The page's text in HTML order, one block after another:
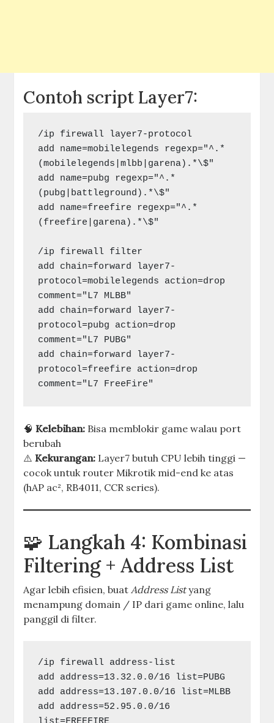
Contoh script Layer7:
/ip firewall layer7-protocol
add name=mobilelegends regexp="^.*
(mobilelegends|mlbb|garena).*\$"
add name=pubg regexp="^.*
(pubg|battleground).*\$"
add name=freefire regexp="^.*
(freefire|garena).*\$"
/ip firewall filter
add chain=forward layer7-
protocol=mobilelegends action=drop
comment="L7 MLBB"
add chain=forward layer7-
protocol=pubg action=drop
comment="L7 PUBG"
add chain=forward layer7-
protocol=freefire action=drop
🧠Kelebihan: Bisa memblokir game walau port
berubah
⚠️Kekurangan: Layer7 butuh CPU lebih tinggi —
cocok untuk router Mikrotik mid-end ke atas
(hAP ac², RB4011, CCR series).
🧩 Langkah 4: Kombinasi
Filtering + Address List
Agar lebih efisien, buatAddress Listyang
menampung domain / IP dari game online, lalu
panggil di filter.
/ip firewall address-list
add address=13.32.0.0/16 list=PUBG
add address=13.107.0.0/16 list=MLBB
add address=52.95.0.0/16